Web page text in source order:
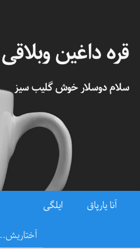
قره داغین وبلاقی
سلام دوسلار خوش گلیب سیز
آنا یارپاق ایلگی